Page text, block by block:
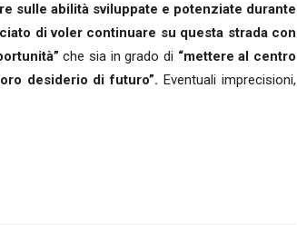
sulle abilità sviluppate e potenziate durante
di voler continuare su questa strada con
che sia in grado di “mettere al centro
desiderio di futuro”. Eventuali imprecisioni,